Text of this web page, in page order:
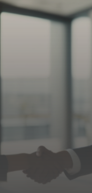
21 décembre 2025